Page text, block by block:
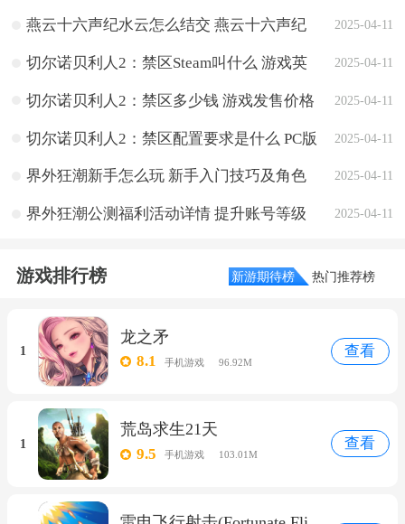
燕云十六声纪水云怎么结交 燕云十六声纪
水云攻略
2025-04-11
切尔诺贝利人2：禁区Steam叫什么 游戏英
文名名介绍
2025-04-11
切尔诺贝利人2：禁区多少钱 游戏发售价格
2025-04-11
切尔诺贝利人2：禁区配置要求是什么 PC版
系统需求一览
2025-04-11
界外狂潮新手怎么玩 新手入门技巧及角色
推荐
2025-04-11
界外狂潮公测福利活动详情 提升账号等级
2025-04-11
游戏排行榜 新游期待榜 热门推荐榜
1
龙之矛
8.1 手机游戏 96.92M
查看
1
荒岛求生21天
9.5 手机游戏 103.01M
查看